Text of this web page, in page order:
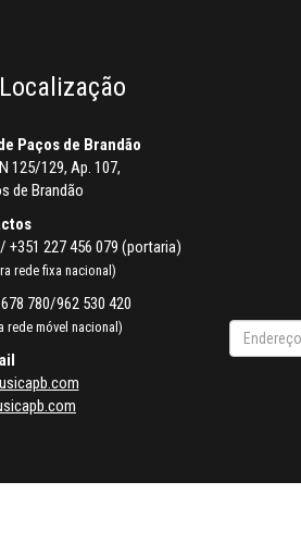
Paços de Brandão
125/129, Ap. 107,
de Brandão
+351 227 456 079 (portaria)
rede fixa nacional)
780/962 530 420
rede móvel nacional)